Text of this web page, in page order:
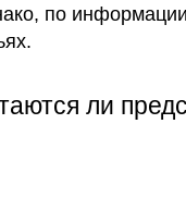
по информации
ли